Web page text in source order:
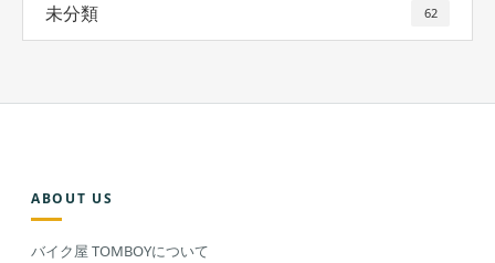
未分類 62
ABOUT US
バイク屋 TOMBOYについて